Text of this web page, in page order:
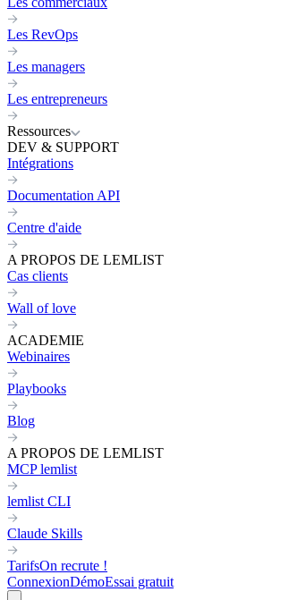
Les RevOps
Les managers
Les entrepreneurs
Ressources
DEV & SUPPORT
Intégrations
Documentation API
Centre d'aide
A PROPOS DE LEMLIST
Cas clients
Wall of love
ACADEMIE
Webinaires
Playbooks
Blog
A PROPOS DE LEMLIST
MCP lemlist
lemlist CLI
Claude Skills
TarifsOn recrute !
ConnexionDémoEssai gratuit